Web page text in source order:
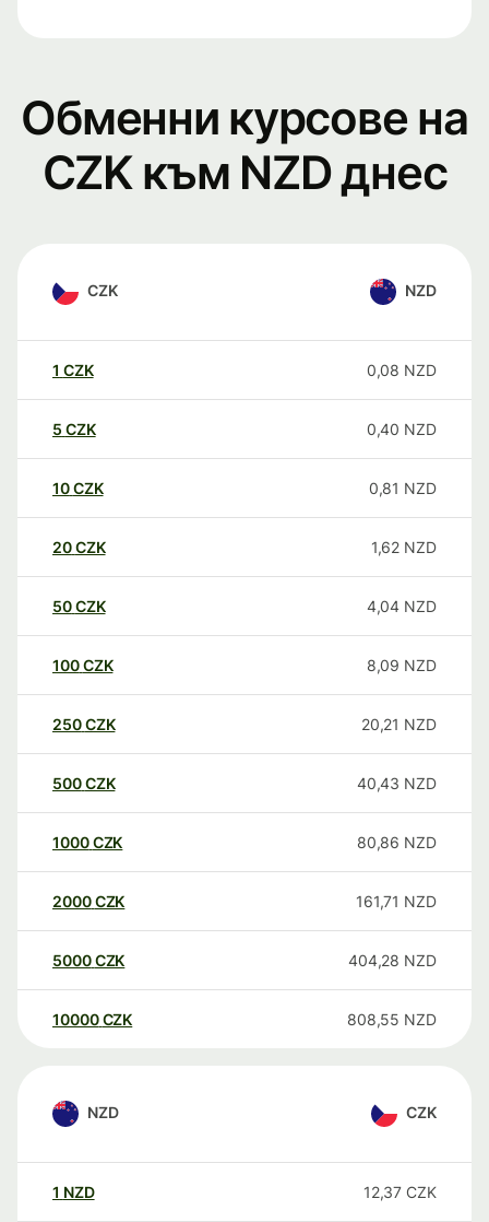
Обменни курсове на
CZK към NZD днес
CZK NZD
1 CZK 0,08 NZD
5 CZK 0,40 NZD
10CZK 0,81 NZD
20CZK 1,62 NZD
50CZK 4,04 NZD
100CZK 8,09 NZD
250CZK 20,21 NZD
500CZK 40,43 NZD
1000CZK 80,86 NZD
2000CZK 161,71 NZD
5000CZK 404,28 NZD
10000 CZK 808,55 NZD
NZD CZK
1 NZD 12,37 CZK